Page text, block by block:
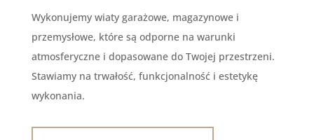
Wykonujemy wiaty garażowe, magazynowe i
przemysłowe, które są odporne na warunki
atmosferyczne i dopasowane do Twojej przestrzeni.
Stawiamy na trwałość, funkcjonalność i estetykę
wykonania.